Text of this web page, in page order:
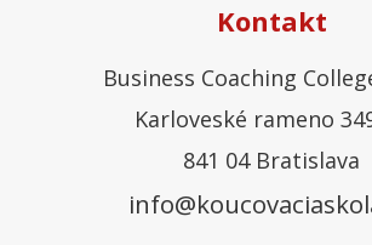
Kontakt
Business Coaching
Karloveské rameno
841 04 Bratislava